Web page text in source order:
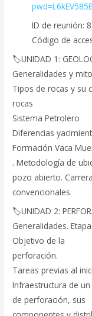
ID de reunión:
Código de
🏷UNIDAD 1:
Generalidades y
Tipos de rocas y su
rocas
Sistema Petrolero
Diferencias
Formación Vaca
. Metodología de
pozo abierto.
convencionales.
🏷UNIDAD 2:
Generalidades.
Objetivo de la
perforación.
Tareas previas al
Infraestructura de
de perforación, sus